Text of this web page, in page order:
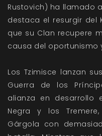
Rustovich) ha llamado
destaca el resurgir del
que su Clan recupere
causa del oportunismo
Los Tzimisce lanzan
Guerra de los
alianza en desarrollo
Negra y los
Gárgola con